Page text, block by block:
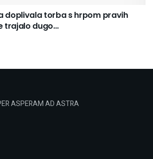
doplivala torba s hrpom pravih
trajalo dugo…
ASPERAM AD ASTRA